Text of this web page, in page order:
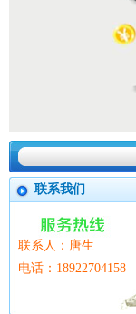
联系我们
联系人：唐生
电话：18922704158